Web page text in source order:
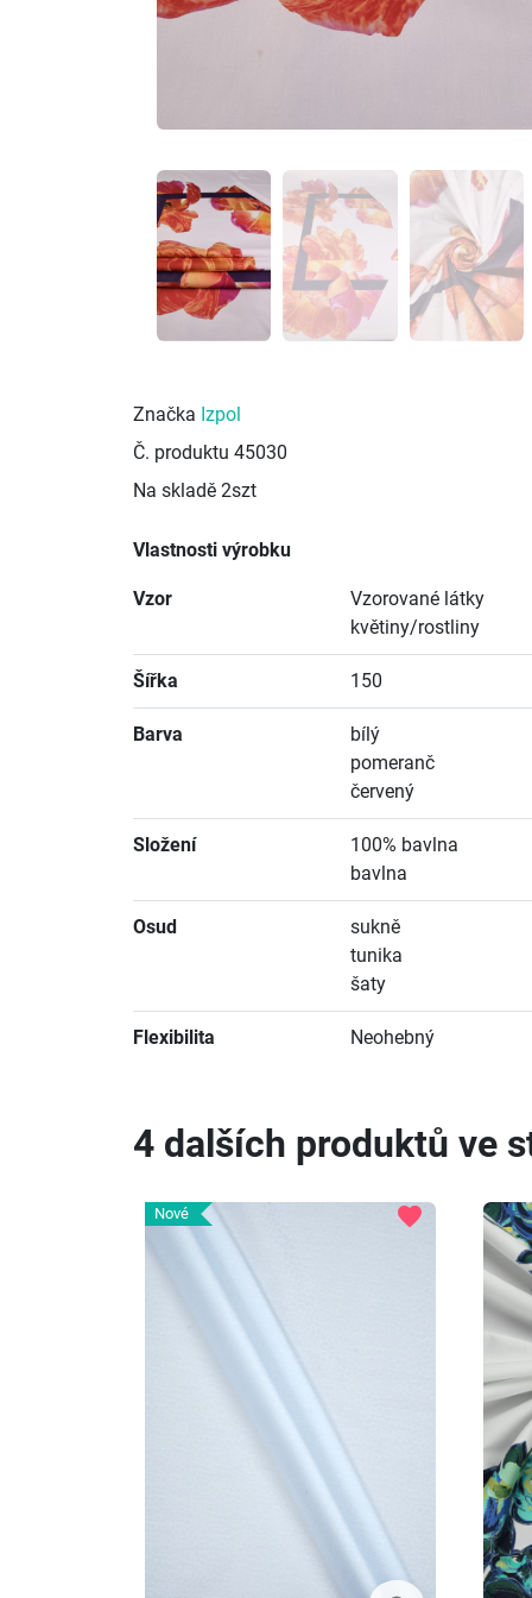
Značka Izpol
Č. produktu 45030
Na skladě 2szt
Vlastnosti výrobku
Vzor
Vzorované látky
květiny/rostliny
Šířka 150
Barva
bílý
pomeranč
červený
Složení
100% bavlna
bavlna
Osud
sukně
tunika
šaty
Flexibilita Neohebný
4 dalších produktů ve
Nové favorite